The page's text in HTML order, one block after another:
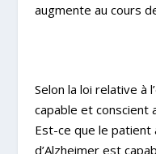
augmente au cours
Selon la loi relative à
capable et conscient
Est-ce que le patient
d’Alzheimer est